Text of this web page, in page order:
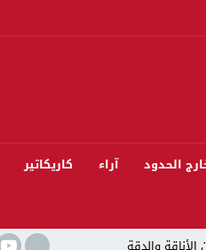
الحدود آراء كاريكاتير